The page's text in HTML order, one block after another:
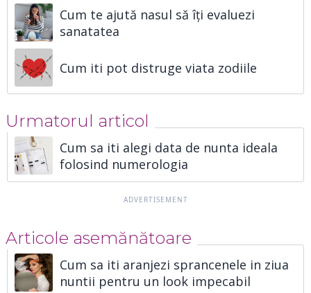
Cum te ajută nasul să îți evaluezi
sanatatea
Cum iti pot distruge viata zodiile
Urmatorul articol
Cum sa iti alegi data de nunta ideala
folosind numerologia
Articole asemănătoare
Cum sa iti aranjezi sprancenele in ziua
nuntii pentru un look impecabil